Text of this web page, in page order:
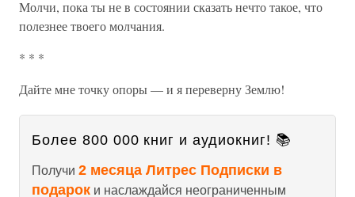
Молчи, пока ты не в состоянии сказать нечто такое, что
полезнее твоего молчания.
* * *
Дайте мне точку опоры — и я переверну Землю!
Более 800 000 книг и аудиокниг! 📚
Получи 2 месяца Литрес Подписки в
подарок и наслаждайся неограниченным